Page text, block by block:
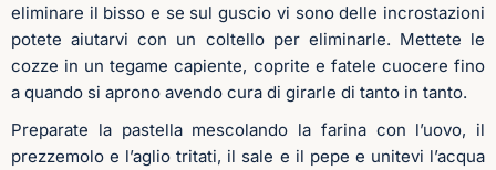
eliminare il bisso e se sul guscio vi sono delle incrostazioni
potete aiutarvi con un coltello per eliminarle. Mettete le
cozze in un tegame capiente, coprite e fatele cuocere fino
a quando si aprono avendo cura di girarle di tanto in tanto.
Preparate la pastella mescolando la farina con l’uovo, il
prezzemolo e l’aglio tritati, il sale e il pepe e unitevi l’acqua